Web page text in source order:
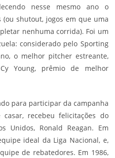
nesse mesmo ano o
shutout, jogos em que uma
nenhuma corrida). Foi um
considerado pelo Sporting
o melhor pitcher estreante,
Young, prêmio de melhor
para participar da campanha
recebeu felicitações do
Unidos, Ronald Reagan. Em
ideal­ da Liga Nacional, e,
de rebatedores. Em 1986,